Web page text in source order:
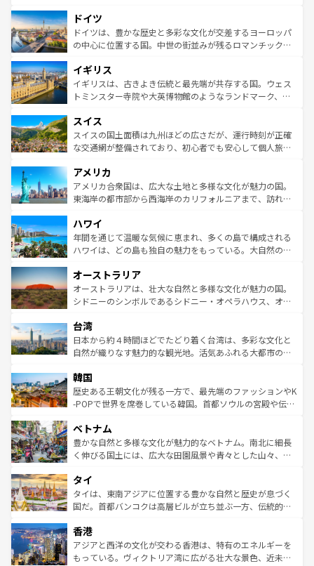
せる。地方によって風土や気候が異なるスペインはその個
性で訪れる人を魅了する。 なお、新着のスペイン情報は コ
ンテンツ一覧を参照してほしい。
で、幅広い魅力が詰まっている。華麗な宮殿、歴史的な大
聖堂、美しいビーチ、そして豊かな自然が、訪れる者を心
から魅了する。また、フランスは美食の国としても知ら
いる。シャンパンの発祥地であるランス、プロヴァンスの
香り高いラベンダー畑など、多彩な楽しみ方が可能だ。さ
らに、パリ以外の地域にも魅力が溢れており、どの街角に
れる地方に足を運ぶとそれぞれで全く異なる文化を体験で
きるだろう。 なお、新着のフランス情報はコンテンツ一覧
を参照してほしい。
ドイツ
ドイツは、豊かな歴史と多彩な文化が交差するヨーロッパ
の中心に位置する国。中世の街並みが残るロマンチック街
顔を持つこの国は、どこを歩いても飽きることがない。ベ
ルリンの文化的活気、バイエルン州のアルプスの絶景、そ
してライン川沿いのワイン畑といった風景は必見。ビール
は、お酒好きな人にはぜひ体験してほしい。 なお、新着の
ドイツ情報はコンテンツ一覧を参照してほしい。
イギリス
イギリスは、古きよき伝統と最先端が共存する国。ウェス
トミンスター寺院や大英博物館のようなランドマーク、歴
リアごとに異なる魅力がある。また、優雅なアフタヌーン
ティー、ビール好きにはたまらない英国パブ、サッカー観
戦など、本場だからこそできる体験も豊富。イギリスを旅
ンツ一覧を参照してほしい。
スイス
スイスの国土面積は九州ほどの広さだが、運行時刻が正確
な交通網が整備されており、初心者でも安心して個人旅行
の建物がそのまま残る町や、スイスならではのユニークな
博物館もあり、アルプス観光だけでなく町歩きも満喫する
ことができる。国民の所得が高いため物価も高いが、旅行
ば市内交通費無料で観光を楽しむこともできる。 なお、新
着のスイス情報はコンテンツ一覧 を参照してほしい。
アメリカ
アメリカ合衆国は、広大な土地と多様な文化が魅力の国。
東海岸の都市部から西海岸のカリフォルニアまで、訪れる
のような巨大都市は、観光、ショッピング、エンターテイ
ンメントが詰まった刺激的なスポットだ。一方、アメリカ
西部には大自然が広がり、グランドキャニオンやイエロー
部のニューオーリンズでは、音楽と美食が融合した独特の
文化が魅力。旅行者はアメリカの各地域で異なる魅力を楽
しみながら、その多様性と豊かな歴史を感じることができ
ならではの贅沢な旅のスタイルだ。 なお、新着のアメリカ
情報はコンテンツ一覧を参照してほしい。
ハワイ
年間を通じて温暖な気候に恵まれ、多くの島で構成される
ハワイは、どの島も独自の魅力をもっている。大自然の神
ワイ島は見逃せない。また、定番の観光地といえばオアフ
島だが、静かな自然を求めるならマウイ島やカウアイ島が
おすすめ。エメラルドグリーンに輝く海をはじめ、豊かな
れるおもてなしの心で訪れる人々を迎えてくれるハワイの
人々、おいしいローカルフードやハワイアンミュージッ
ク、伝統的なフラダンスなど、すべてがハワイの魅力を彩
ワイを、存分に味わってほしい。 なお、新着のハワイ情報
はコンテンツ一覧を参照してほしい。
オーストラリア
オーストラリアは、壮大な自然と多様な文化が魅力の国。
シドニーのシンボルであるシドニー・オペラハウス、オー
リアリーフや大陸中央部にそびえるウルル（エアーズロッ
ク）、タスマニアの美しい原生林やケアンズの熱帯雨林な
ど、見どころがたくさん。また、カフェやワイン、オージ
いる。アクティビティも充実しており、サーフィンやダイ
ビング、ハイキングなど、アウトドア好きにはたまらな
い。オーストラリアの多彩な魅力を存分に味わいつくそ
参照してほしい。
台湾
日本から約４時間ほどでたどり着く台湾は、多彩な文化と
自然が織りなす魅力的な観光地。活気あふれる大都市の台
ン）、静ひつな山岳地帯である台湾東部など、都市の喧騒
と山間の静けさが共存しており、訪れる人に新しい発見と
驚きをもたらしてくれる。また、奥深い台湾の食文化も魅
容にもいいと評判のスイーツなど、バラエティ豊かな料理
が味わえる。 なお、新着の台湾情報は コンテンツ一覧を参
照してほしい。
韓国
歴史ある王朝文化が残る一方で、最先端のファッションやK
-POPで世界を席巻している韓国。首都ソウルの宮殿や伝統
き、地方に足を延ばせば四季折々の自然美を楽しむことが
できる。そして、キムチや焼肉、絶品のストリートフード
まで、さまざまな韓国料理が待っている。夜には、韓国な
リティに包まれながら、韓国の多彩な魅力を心ゆくまで味
わってみてほしい。 なお、新着の韓国情報はコンテンツ一
覧を参照してほしい。
ベトナム
豊かな自然と多様な文化が魅力的なベトナム。南北に細長
く伸びる国土には、広大な田園風景や青々とした山々、世
急速な発展と共に伝統が息づく。ハノイの古い町並みやホ
ーチミン市のフランス統治時代の建物も、独特の雰囲気を
醸し出している。また、バラエティの豊かさとおいしさで
とつ。フォーやバインミー、ベトナムコーヒーなどは、ぜ
ひ現地で味わいたい。どの地域を訪れてもあたたかい人々
が旅行者を迎えてくれるので、きっと忘れられない旅にな
タイ
タイは、東南アジアに位置する豊かな自然と歴史が息づく
国だ。首都バンコクは高層ビルが立ち並ぶ一方、伝統的な
の活気が交差している。北部ではチェンマイなどの山岳地
帯で自然と触れ合い、南部ではプーケットやクラビの美し
いビーチでリゾート気分を楽しむことができる。タイ料理
香港
アジアと西洋の文化が交わる香港は、特有のエネルギーを
もっている。ヴィクトリア湾に広がる壮大な景色、近未来